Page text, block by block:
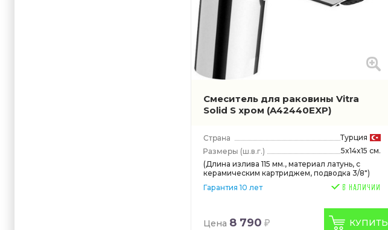
Смеситель для раковины Vitra
Solid S хром (A42440EXP)
Турция
(ш.в.г.)
5x14x15 см.
(Длина излива 115 мм., материал латунь, с
керамическим картриджем, подводка 3/8")
Гарантия 10 лет
Цена 8 790 КУПИТЬ